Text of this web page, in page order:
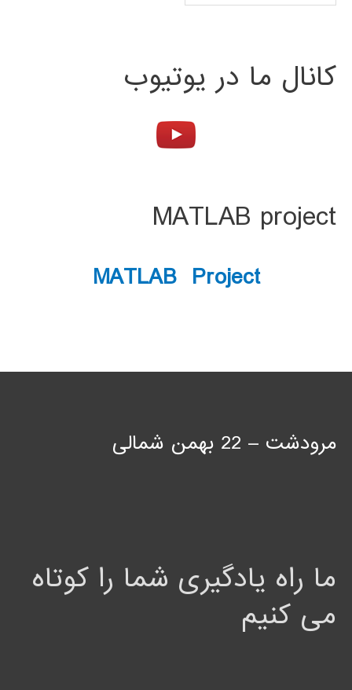
کانال ما در یوتیوب
MATLAB project
MATLAB Project
مرودشت – 22 بهمن شمالی
ما راه یادگیری شما را کوتاه
می کنیم